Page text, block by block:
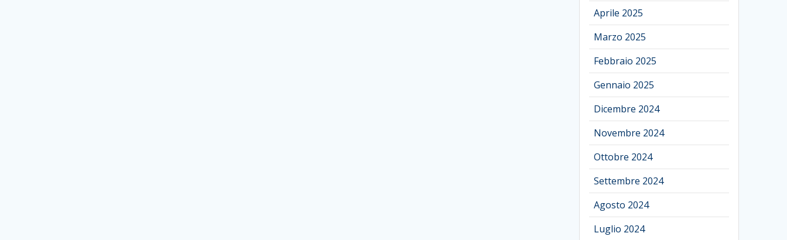
Aprile 2025
Marzo 2025
Febbraio 2025
Gennaio 2025
Dicembre 2024
Novembre 2024
Ottobre 2024
Settembre 2024
Agosto 2024
Luglio 2024